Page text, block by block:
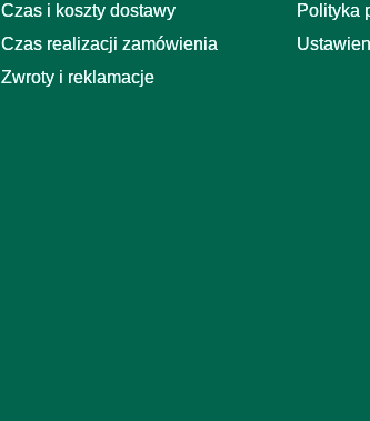
Czas i koszty dostawy
Czas realizacji zamówienia
Zwroty i reklamacje
Polityka